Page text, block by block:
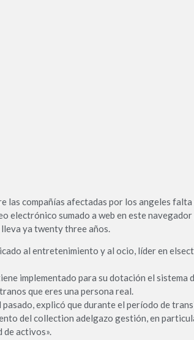
las compañías afectadas por los angeles
electrónico sumado a web en este
ya twenty three años.
al entretenimiento y al ocio, líder en
implementado para su dotación el
que eres una persona real.
explicó que durante el período de
del collection adelgazo gestión, en
de activos».